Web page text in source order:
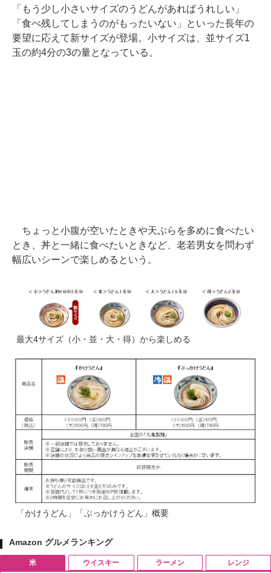
「もう少し小さいサイズのうどんがあればうれしい」
「食べ残してしまうのがもったいない」といった長年の
要望に応えて新サイズが登場。小サイズは、並サイズ1
玉の約4分の3の量となっている。
ちょっと小腹が空いたときや天ぷらを多めに食べたい
とき、丼と一緒に食べたいときなど、老若男女を問わず
幅広いシーンで楽しめるという。
最大4サイズ（小・並・大・得）から楽しめる
「かけうどん」「ぶっかけうどん」概要
Amazon グルメランキング
米 ウイスキー ラーメン レンジ